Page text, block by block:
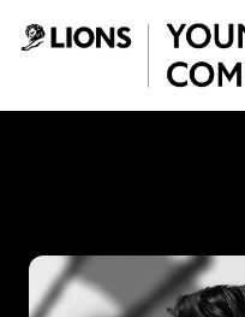
Saltar al contenido principal